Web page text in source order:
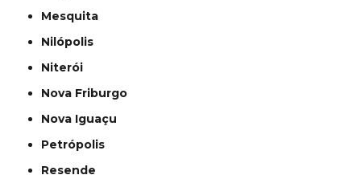
Mesquita
Nilópolis
Niterói
Nova Friburgo
Nova Iguaçu
Petrópolis
Resende